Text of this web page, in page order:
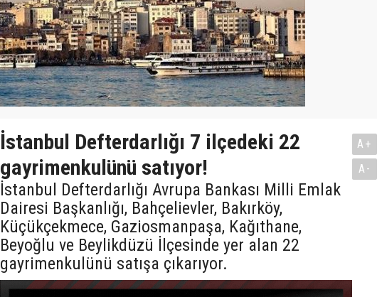
İstanbul Defterdarlığı 7 ilçedeki 22
gayrimenkulünü satıyor!
İstanbul Defterdarlığı Avrupa Bankası Milli Emlak
Dairesi Başkanlığı, Bahçelievler, Bakırköy,
Küçükçekmece, Gaziosmanpaşa, Kağıthane,
Beyoğlu ve Beylikdüzü İlçesinde yer alan 22
gayrimenkulünü satışa çıkarıyor.
A+
A-